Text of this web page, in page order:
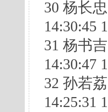
30 杨长
14:30:45
31 杨书
14:30:47
32 孙若
14:25:31